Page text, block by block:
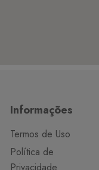
Informações
Termos de Uso
Política de
Privacidade